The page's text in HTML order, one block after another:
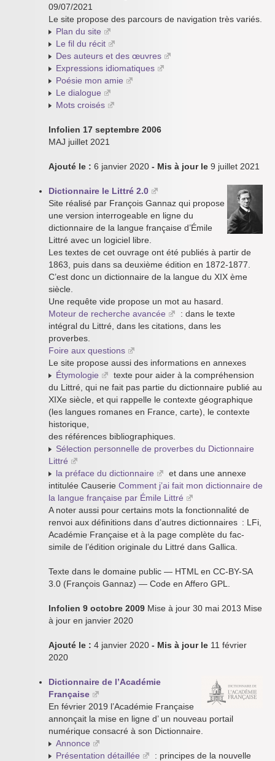
09/07/2021
Le site propose des parcours de navigation très variés.
Plan du site
Le fil du récit
Des auteurs et des œuvres
Expressions idiomatiques
Poésie mon amie
Le dialogue
Mots croisés
Infolien 17 septembre 2006
MAJ juillet 2021
Ajouté le : 6 janvier 2020 - Mis à jour le 9 juillet 2021
Dictionnaire le Littré 2.0
Site réalisé par François Gannaz qui propose
une version interrogeable en ligne du
dictionnaire de la langue française d’Émile
Littré avec un logiciel libre.
Les textes de cet ouvrage ont été publiés à partir de
1863, puis dans sa deuxième édition en 1872-1877.
C’est donc un dictionnaire de la langue du XIX ème
siècle.
Une requête vide propose un mot au hasard.
Moteur de recherche avancée
: dans le texte
intégral du Littré, dans les citations, dans les
proverbes.
Foire aux questions
Le site propose aussi des informations en annexes
Étymologie
texte pour aider à la compréhension
du Littré, qui ne fait pas partie du dictionnaire publié au
XIXe siècle, et qui rappelle le contexte géographique
(les langues romanes en France, carte), le contexte
historique,
des références bibliographiques.
Sélection personnelle de proverbes du Dictionnaire
Littré
la préface du dictionnaire
et dans une annexe
intitulée Causerie Comment j’ai fait mon dictionnaire de
la langue française par Émile Littré
A noter aussi pour certains mots la fonctionnalité de
renvoi aux définitions dans d’autres dictionnaires : LFi,
Académie Française et à la page complète du fac-
simile de l’édition originale du Littré dans Gallica.
Texte dans le domaine public — HTML en CC-BY-SA
3.0 (François Gannaz) — Code en Affero GPL.
Infolien 9 octobre 2009 Mise à jour 30 mai 2013 Mise
à jour en janvier 2020
Ajouté le : 4 janvier 2020 - Mis à jour le 11 février
2020
Dictionnaire de l’Académie
Française
En février 2019 l’Académie Française
annonçait la mise en ligne d’ un nouveau portail
numérique consacré à son Dictionnaire.
Annonce
Présentation détaillée
: principes de la nouvelle